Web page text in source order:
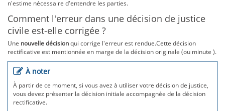
n'estime nécessaire d'entendre les parties.
Comment l'erreur dans une décision de justice
civile est-elle corrigée ?
Une nouvelle décisionqui corrige l'erreur est rendue.Cette décision
rectificative est mentionnée en marge de la décision originale (ou minute ).
À noter
À partir de ce moment, si vous avez à utiliser votre décision de justice,
vous devez présenter la décision initiale accompagnée de la décision
rectificative.